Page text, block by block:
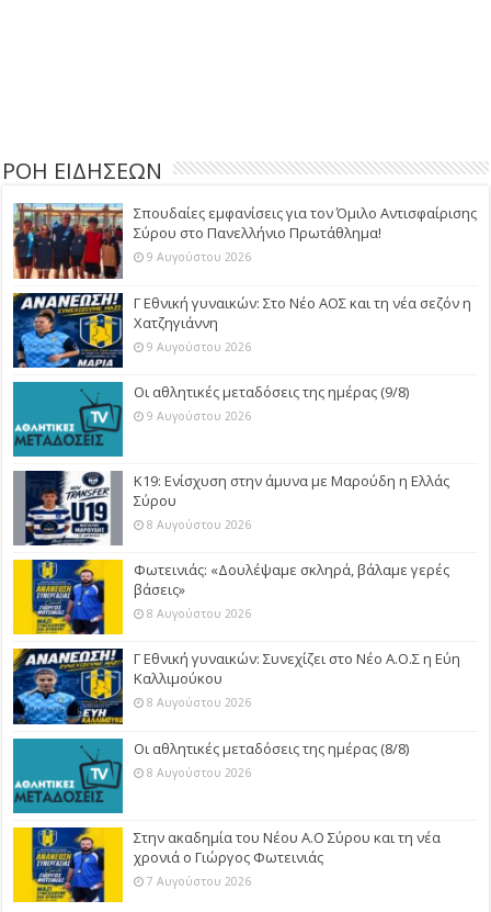
ΡΟΗ ΕΙΔΗΣΕΩΝ
Σπουδαίες εμφανίσεις για τον Όμιλο Αντισφαίρισης
Σύρου στο Πανελλήνιο Πρωτάθλημα!
9 Αυγούστου 2026
Γ Εθνική γυναικών: Στο Νέο ΑΟΣ και τη νέα σεζόν η
Χατζηγιάννη
9 Αυγούστου 2026
Οι αθλητικές μεταδόσεις της ημέρας (9/8)
9 Αυγούστου 2026
Κ19: Ενίσχυση στην άμυνα με Μαρούδη η Ελλάς
Σύρου
8 Αυγούστου 2026
Φωτεινιάς: «Δουλέψαμε σκληρά, βάλαμε γερές
βάσεις»
8 Αυγούστου 2026
Γ Εθνική γυναικών: Συνεχίζει στο Νέο Α.Ο.Σ η Εύη
Καλλιμούκου
8 Αυγούστου 2026
Οι αθλητικές μεταδόσεις της ημέρας (8/8)
8 Αυγούστου 2026
Στην ακαδημία του Νέου Α.Ο Σύρου και τη νέα
χρονιά ο Γιώργος Φωτεινιάς
7 Αυγούστου 2026